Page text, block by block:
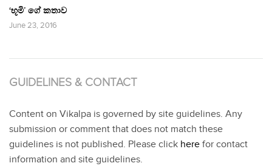
‘භූමි’ ගේ කතාව
June 23, 2016
GUIDELINES & CONTACT
Content on Vikalpa is governed by site guidelines. Any
submission or comment that does not match these
guidelines is not published. Please click here for contact
information and site guidelines.